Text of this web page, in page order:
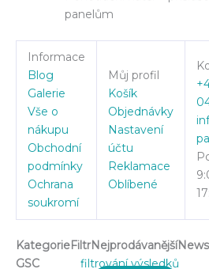
panelům
Informace
Blog
Galerie
Vše o
nákupu
Obchodní
podmínky
Ochrana
soukromí
Můj profil
Košík
Objednávky
Nastavení
účtu
Reklamace
Oblíbené
KategorieFiltrNejprodávanější
GSC
filtrování výsledků